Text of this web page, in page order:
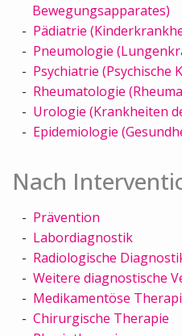
Bewegungsapparates)
Pädiatrie
Pneumologie
Psychiatrie (Psychische
Rheumatologie
Urologie (Krankheiten
Epidemiologie
Nach
Prävention
Labordiagnostik
Radiologische
Weitere diagnostische
Medikamentöse
Chirurgische Therapie